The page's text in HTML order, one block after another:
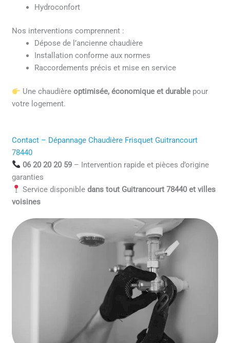
Hydroconfort
Nos interventions comprennent :
Dépose de l’ancienne chaudière
Installation conforme aux normes
Raccordements précis et mise en service
Une chaudière optimisée, économique et durablepour
votre logement.
Contact – Dépannage Chaudière Frisquet Guitrancourt
78440
06 20 20 20 59– Intervention rapide et pièces d’origine
garanties
Service disponible dans tout Guitrancourt 78440 et villes
voisines